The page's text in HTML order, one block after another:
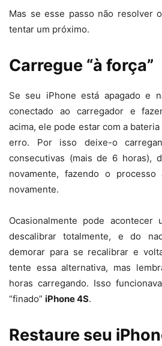
Mas se esse passo não resolver
tentar um próximo.
Carregue “à força”
Se seu iPhone está apagado e
conectado ao carregador e
acima, ele pode estar com a bateria
erro. Por isso deixe-o
consecutivas (mais de 6 horas),
novamente, fazendo o
novamente.
Ocasionalmente pode acontecer
descalibrar totalmente, e do
demorar para se recalibrar e
tente essa alternativa, mas
horas carregando. Isso
“finado” iPhone 4S.
Restaure seu